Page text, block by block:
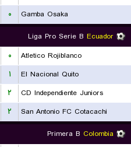
Gamba Osaka
۰
Ecuador
Liga Pro Serie B
Atletico Rojiblanco
۰
El Nacional Quito
۱
CD Independiente Juniors
۲
San Antonio FC Cotacachi
۲
Colombia
Primera B